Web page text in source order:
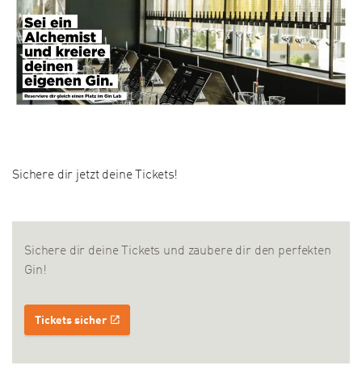
Sichere dir jetzt deine Tickets!
Sichere dir deine Tickets und zaubere dir den perfekten
Gin!
Tickets sicher